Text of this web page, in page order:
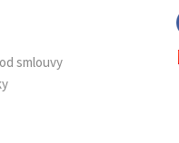
smlouvy